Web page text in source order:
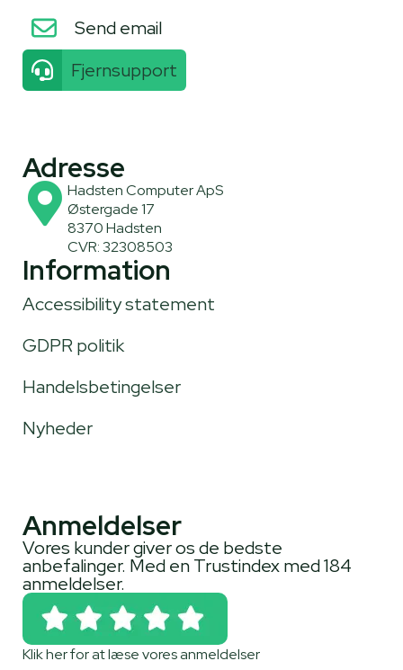
Send email
Fjernsupport
Adresse
Hadsten Computer ApS
Østergade 17
8370 Hadsten
CVR: 32308503
Information
Accessibility statement
GDPR politik
Handelsbetingelser
Nyheder
Anmeldelser
Vores kunder giver os de bedste
anbefalinger. Med en Trustindex med 184
anmeldelser.
Klik her for at læse vores anmeldelser